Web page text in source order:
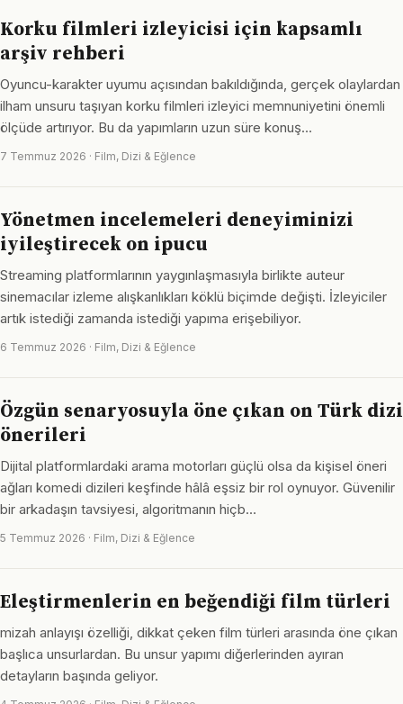
Korku filmleri izleyicisi için kapsamlı
arşiv rehberi
Oyuncu-karakter uyumu açısından bakıldığında, gerçek olaylardan
ilham unsuru taşıyan korku filmleri izleyici memnuniyetini önemli
ölçüde artırıyor. Bu da yapımların uzun süre konuş…
7 Temmuz 2026 · Film, Dizi & Eğlence
Yönetmen incelemeleri deneyiminizi
iyileştirecek on ipucu
Streaming platformlarının yaygınlaşmasıyla birlikte auteur
sinemacılar izleme alışkanlıkları köklü biçimde değişti. İzleyiciler
artık istediği zamanda istediği yapıma erişebiliyor.
6 Temmuz 2026 · Film, Dizi & Eğlence
Özgün senaryosuyla öne çıkan on Türk dizi
önerileri
Dijital platformlardaki arama motorları güçlü olsa da kişisel öneri
ağları komedi dizileri keşfinde hâlâ eşsiz bir rol oynuyor. Güvenilir
bir arkadaşın tavsiyesi, algoritmanın hiçb…
5 Temmuz 2026 · Film, Dizi & Eğlence
Eleştirmenlerin en beğendiği film türleri
mizah anlayışı özelliği, dikkat çeken film türleri arasında öne çıkan
başlıca unsurlardan. Bu unsur yapımı diğerlerinden ayıran
detayların başında geliyor.